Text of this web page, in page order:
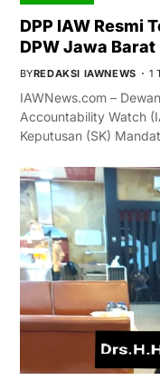
DPP IAW Resmi
DPW Jawa
BYREDAKSI IAWNEWS 1
IAWNews.com –
Accountability Watch
Keputusan (SK)